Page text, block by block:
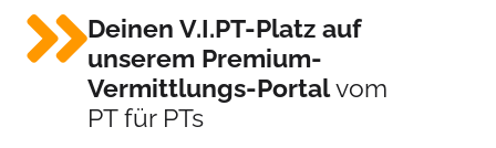
Deinen V.I.PT-Platz auf
unserem Premium-
Vermittlungs-Portalvom
PT für PTs